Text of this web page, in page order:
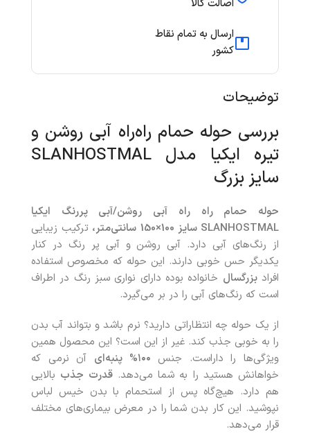
اصالت کالا
ارسال به تمام نقاط
کشور
توضیحات
بررسی حوله حمام راه‌راه آبی روشن و
تیره ایکیا مدل SLANHOSTMAL
سایز بزرگ
حوله حمام راه راه آبی روشن/آبی پررنگ ایکیا
SLANHOSTMAL سایز 100×150 سانتی‌متر،
ترکیب زیبایی
از رنگ‌های آبی دارد. آبی روشن و آبی پر رنگ در کنار
یکدیگر حس خوبی دارند. این حوله که مخصوص استفاده
افرادبزرگسال خانواده بوده دارای نواری سبز رنگ در اطراف
است که رنگ‌های آبی را در بر می‌گیرد.
از یک حوله چه انتظاراتی دارید؟ نرم باشد و بتواند آب بدن
را به‌ خوبی جذب کند. غیر از این است؟ این محصول همین
ویژگی‌ها را داراست. جنس ۱۰۰% پنبه‌ای
آن نرمی که
خواهانش هستید را به شما می‌دهد.قدرت جذب بالایی
هم دارد. هیچ‌گاه پس از استحمام با بدن خیس لباس
نپوشید. این کار بدن شما را در معرض بیماری‌های مختلف
قرار می‌دهد.